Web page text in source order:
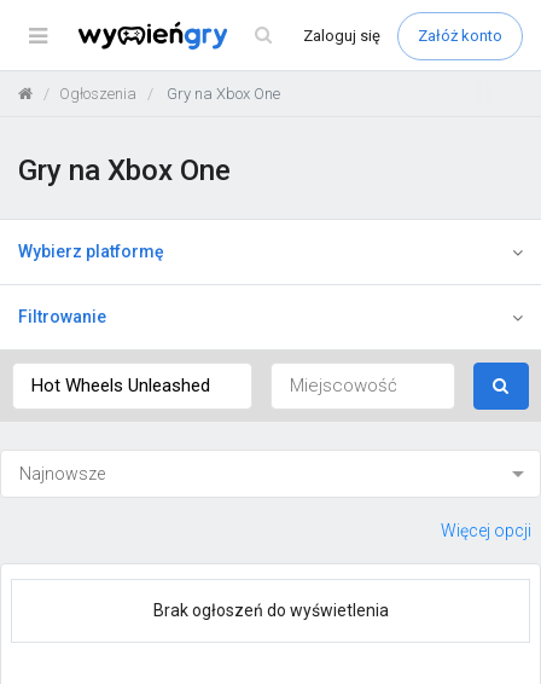
Menu Zaloguj się Załóż konto
Ogłoszenia Gry na Xbox One
Gry na Xbox One
Wybierz platformę
Filtrowanie
Więcej opcji
Brak ogłoszeń do wyświetlenia